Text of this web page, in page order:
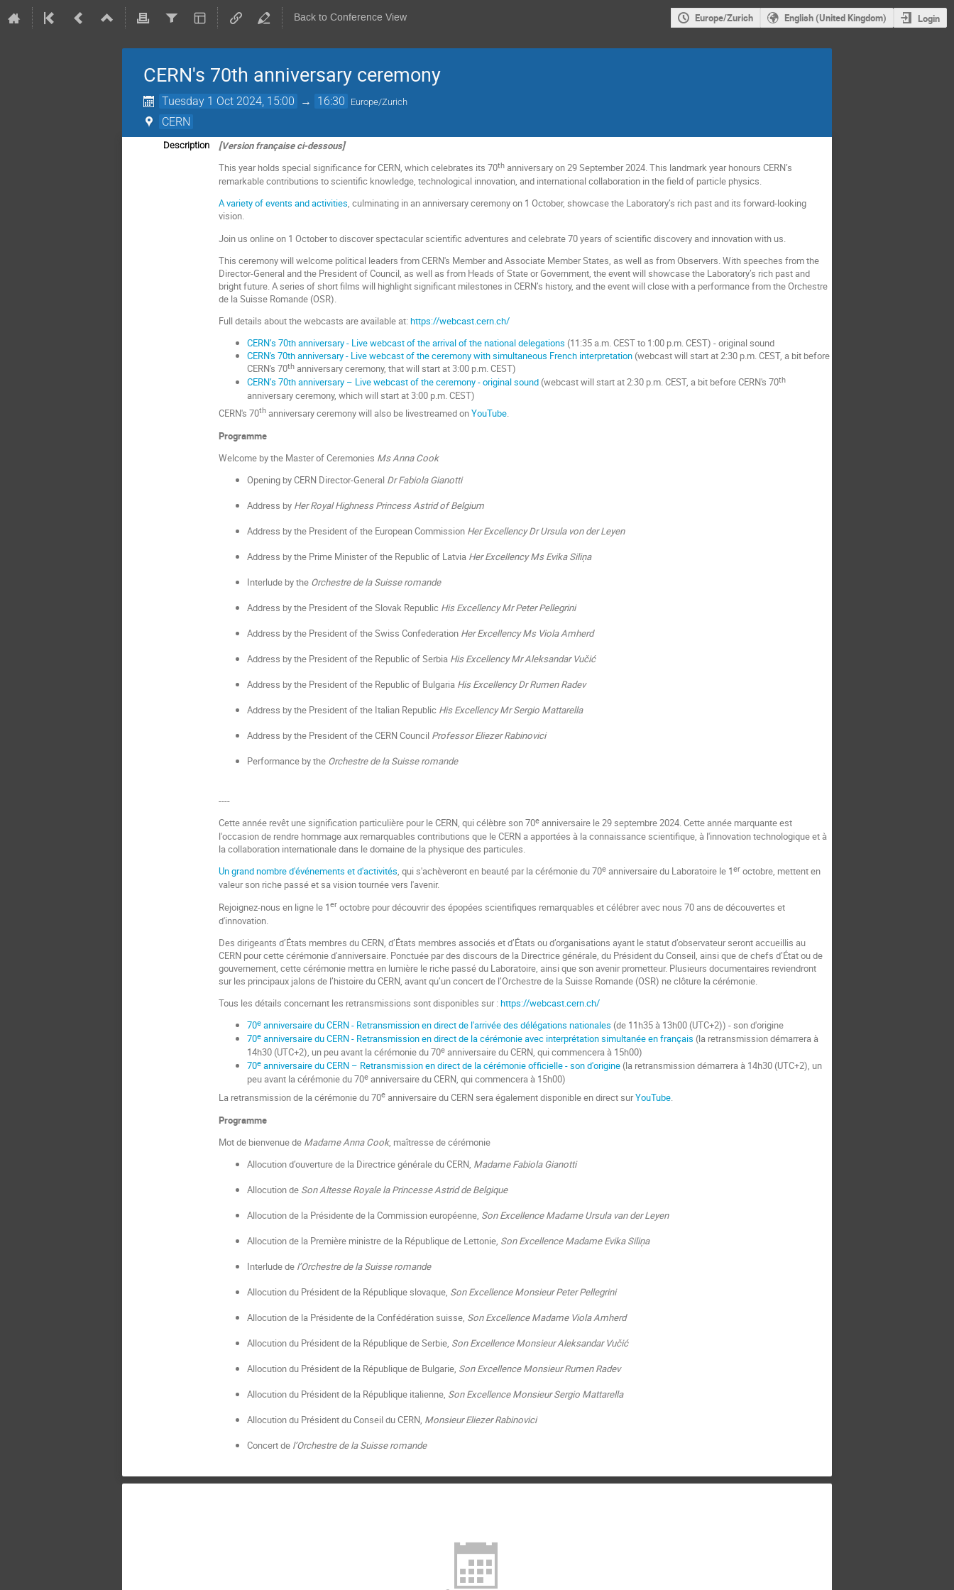
Back to Conference View Europe/Zurich English (United Kingdom) Login
CERN's 70th anniversary ceremony
Tuesday 1 Oct 2024, 15:00 → 16:30 Europe/Zurich
CERN
Description
[Version française ci-dessous]
This year holds special significance for CERN, which celebrates its 70th anniversary on 29 September 2024. This landmark year honours CERN’s
remarkable contributions to scientific knowledge, technological innovation, and international collaboration in the field of particle physics.
A variety of events and activities, culminating in an anniversary ceremony on 1 October, showcase the Laboratory’s rich past and its forward-looking
vision.
Join us online on 1 October to discover spectacular scientific adventures and celebrate 70 years of scientific discovery and innovation with us.
This ceremony will welcome political leaders from CERN's Member and Associate Member States, as well as from Observers. With speeches from the
Director-General and the President of Council, as well as from Heads of State or Government, the event will showcase the Laboratory’s rich past and
bright future. A series of short films will highlight significant milestones in CERN’s history, and the event will close with a performance from the Orchestre
de la Suisse Romande (OSR).
Full details about the webcasts are available at:https://webcast.cern.ch/
CERN’s 70th anniversary - Live webcast of the arrival of the national delegations (11:35 a.m. CEST to 1:00 p.m. CEST) - original sound
CERN's 70th anniversary - Live webcast of the ceremony with simultaneous French interpretation(webcast will start at 2:30 p.m. CEST, a bit before
CERN's 70thanniversary ceremony, that will start at 3:00 p.m. CEST)
CERN’s 70th anniversary – Live webcast of the ceremony - original sound(webcast will start at 2:30 p.m. CEST, a bit before CERN's 70th
anniversary ceremony, which will start at 3:00 p.m. CEST)
CERN's 70th anniversary ceremony will also be livestreamed onYouTube.
Programme
Welcome by the Master of Ceremonies Ms Anna Cook
Opening by CERN Director-General Dr Fabiola Gianotti
Address by Her Royal Highness Princess Astrid of Belgium
Address by the President of the European Commission Her Excellency Dr Ursula von der Leyen
Address by the Prime Minister of the Republic of Latvia Her Excellency Ms Evika Siliņa
Interlude by the Orchestre de la Suisse romande
Address by the President of the Slovak Republic His Excellency Mr Peter Pellegrini
Address by the President of the Swiss Confederation Her Excellency Ms Viola Amherd
Address by the President of the Republic of Serbia His Excellency Mr Aleksandar Vučić
Address by the President of the Republic of Bulgaria His Excellency Dr Rumen Radev
Address by the President of the Italian Republic His Excellency Mr Sergio Mattarella
Address by the President of the CERN Council Professor Eliezer Rabinovici
Performance by the Orchestre de la Suisse romande
----
Cette année revêt une signification particulière pour le CERN, qui célèbre son 70e anniversaire le 29 septembre 2024. Cette année marquante est
l'occasion de rendre hommage aux remarquables contributions que le CERN a apportées à la connaissance scientifique, à l'innovation technologique et à
la collaboration internationale dans le domaine de la physique des particules.
Un grand nombre d'événements et d'activités, qui s'achèveront en beauté par la cérémonie du 70e anniversaire du Laboratoire le 1er octobre, mettent en
valeur son riche passé et sa vision tournée vers l'avenir.
Rejoignez-nous en ligne le 1er octobre pour découvrir des épopées scientifiques remarquables et célébrer avec nous 70 ans de découvertes et
d'innovation.
Des dirigeants d’États membres du CERN, d’États membres associés et d’États ou d’organisations ayant le statut d’observateur seront accueillis au
CERN pour cette cérémonie d'anniversaire. Ponctuée par des discours de la Directrice générale, du Président du Conseil, ainsi que de chefs d’État ou de
gouvernement, cette cérémonie mettra en lumière le riche passé du Laboratoire, ainsi que son avenir prometteur. Plusieurs documentaires reviendront
sur les principaux jalons de l’histoire du CERN, avant qu’un concert de l’Orchestre de la Suisse Romande (OSR) ne clôture la cérémonie.
Tous les détails concernant les retransmissions sont disponibles sur :https://webcast.cern.ch/
70eanniversaire du CERN - Retransmission en direct de l'arrivée des délégations nationales (de 11h35 à 13h00 (UTC+2)) - son d'origine
70eanniversaire du CERN - Retransmission en direct de la cérémonie avec interprétation simultanée en français (la retransmission démarrera à
14h30 (UTC+2), un peu avant la cérémonie du 70eanniversaire du CERN, qui commencera à 15h00)
70eanniversaire du CERN – Retransmission en direct de la cérémonie officielle - son d'origine(la retransmission démarrera à 14h30 (UTC+2), un
peu avant la cérémonie du 70eanniversaire du CERN, qui commencera à 15h00)
La retransmission de la cérémonie du 70e anniversaire du CERN sera également disponible en direct surYouTube.
Programme
Mot de bienvenue de Madame Anna Cook, maîtresse de cérémonie
Allocution d’ouverture de la Directrice générale du CERN, Madame Fabiola Gianotti
Allocution de Son Altesse Royale la Princesse Astrid de Belgique
Allocution de la Présidente de la Commission européenne, Son Excellence Madame Ursula van der Leyen
Allocution de la Première ministre de la République de Lettonie, Son Excellence Madame Evika Siliņa
Interlude de l’Orchestre de la Suisse romande
Allocution du Président de la République slovaque, Son Excellence Monsieur Peter Pellegrini
Allocution de la Présidente de la Confédération suisse, Son Excellence Madame Viola Amherd
Allocution du Président de la République de Serbie, Son Excellence Monsieur Aleksandar Vučić
Allocution du Président de la République de Bulgarie, Son Excellence Monsieur Rumen Radev
Allocution du Président de la République italienne, Son Excellence Monsieur Sergio Mattarella
Allocution du Président du Conseil du CERN, Monsieur Eliezer Rabinovici
Concert de l’Orchestre de la Suisse romande